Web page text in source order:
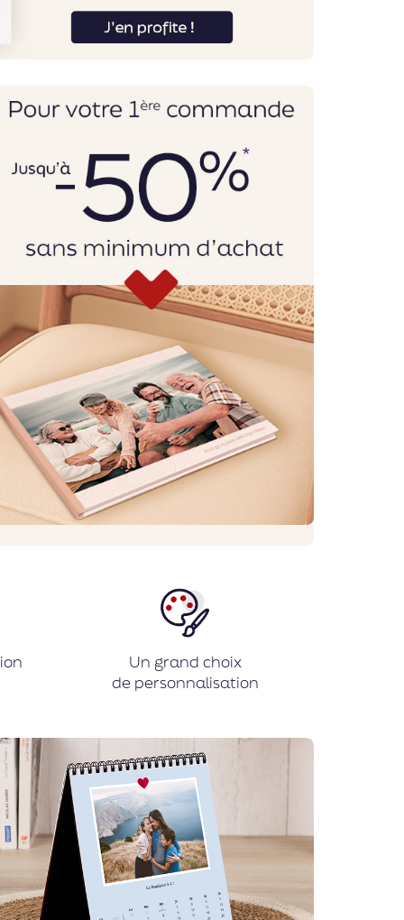
Un grand choix
de personnalisation